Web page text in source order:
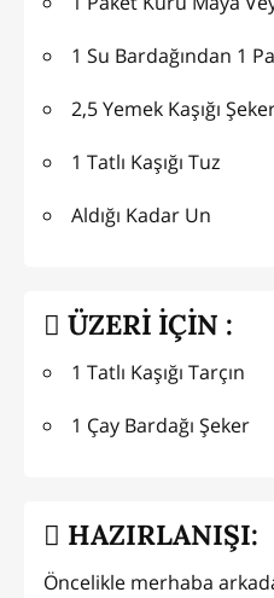
1 Su Bardağından 1
2,5 Yemek Kaşığı
1 Tatlı Kaşığı Tuz
Aldığı Kadar Un
ÜZERİ İÇİN :
1 Tatlı Kaşığı Tarçın
1 Çay Bardağı Şeker
HAZIRLANIŞI:
Öncelikle merhaba